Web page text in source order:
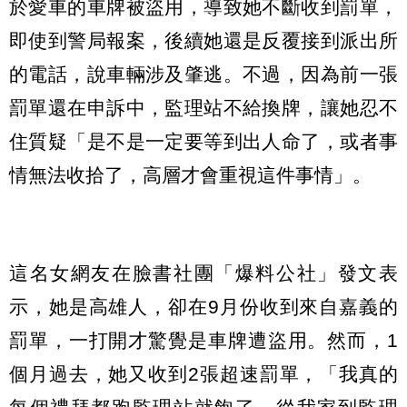
於愛車的車牌被盜用，導致她不斷收到罰單，
即使到警局報案，後續她還是反覆接到派出所
的電話，說車輛涉及肇逃。不過，因為前一張
罰單還在申訴中，監理站不給換牌，讓她忍不
住質疑「是不是一定要等到出人命了，或者事
情無法收拾了，高層才會重視這件事情」。
這名女網友在臉書社團「爆料公社」發文表
示，她是高雄人，卻在9月份收到來自嘉義的
罰單，一打開才驚覺是車牌遭盜用。然而，1
個月過去，她又收到2張超速罰單，「我真的